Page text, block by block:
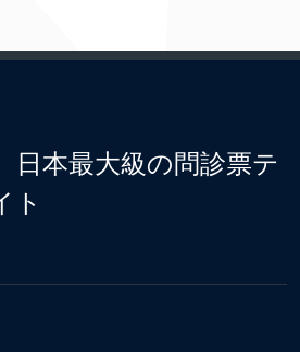
日本最大級の問診票テ
ト